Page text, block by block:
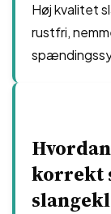
Høj kvalitet
rustfri,
korrekt